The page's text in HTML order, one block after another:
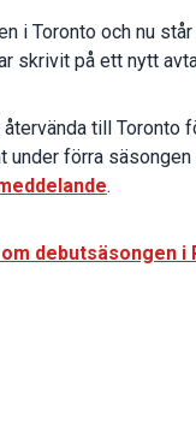
i Toronto och nu
skrivit på ett nytt
till Toronto
under förra
.
om debutsäsongen